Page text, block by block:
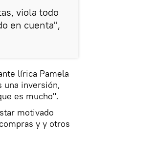
viola todo
en cuenta",
lírica Pamela
una inversión,
es mucho".
motivado
y y otros